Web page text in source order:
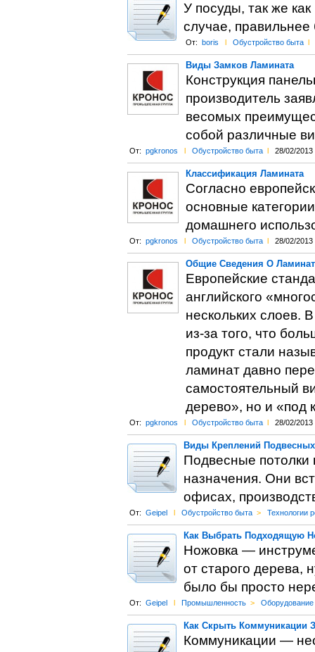
У посуды, так же
случае, правильнее
От: boris l Обустройство быта l
Виды Замков Ламината
Конструкция
производитель
весомых
собой различные
От: pgkronos l Обустройство быта l 28/02/2013
Классификация Ламината
Согласно
основные
домашнего
От: pgkronos l Обустройство быта l 28/02/2013
Общие Сведения О
Европейские
английского
нескольких слоев.
из-за того, что
продукт стали
ламинат давно
самостоятельный
дерево», но и «под
От: pgkronos l Обустройство быта l 28/02/2013
Виды Креплений
Подвесные потолки
назначения. Они
офисах,
От: Geipel l Обустройство быта > Технологии
Как Выбрать Подходящую
Ножовка —
от старого дерева,
было бы просто
От: Geipel l Промышленность > Оборудование
Как Скрыть Коммуникации
Коммуникации —